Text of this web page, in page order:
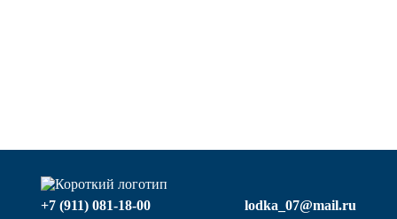
+7 (911) 081-18-00
lodka_07@mail.ru